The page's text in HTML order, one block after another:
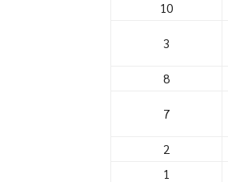
10
3
8
7
2
1